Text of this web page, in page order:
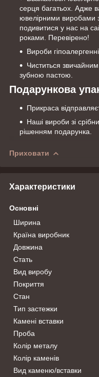
серця багатьох. Адже
ювелірними виробами
подивитися у нас на
роками. Перевірено!
Вироби гіпоалергенні.
Чиститься
зубною пастою.
Подарункова
Прикраса
Наші вироби зі
рішенням подарунка.
Приховати
Характеристики
Основні
Ширина
Країна виробник
Довжина
Стать
Вид виробу
Покриття
Стан
Тип застежки
Камені вставки
Проба
Колір металу
Колір каменів
Вид каменю/вставки